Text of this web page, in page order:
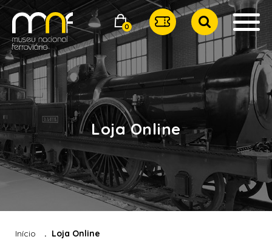
0
Loja Online
Início Loja Online